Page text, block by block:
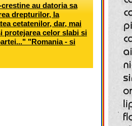
au datoria sa
drepturilor, la
cetatenilor, dar, mai
protejarea celor slabi si
"Romania - si